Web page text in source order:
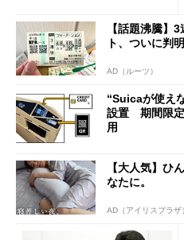
【話題沸騰】
ト、ついに判明
AD（ルーツ）
“Suicaが使え
設置 期間限
用
【大人気】ひ
なたに。
AD（アイリスプラザ